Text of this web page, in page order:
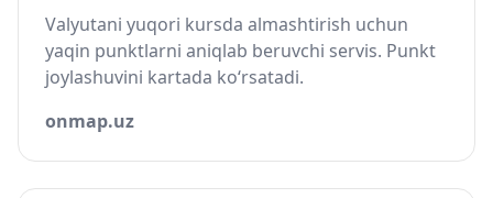
Valyutani yuqori kursda almashtirish uchun
yaqin punktlarni aniqlab beruvchi servis. Punkt
joylashuvini kartada ko‘rsatadi.
onmap.uz